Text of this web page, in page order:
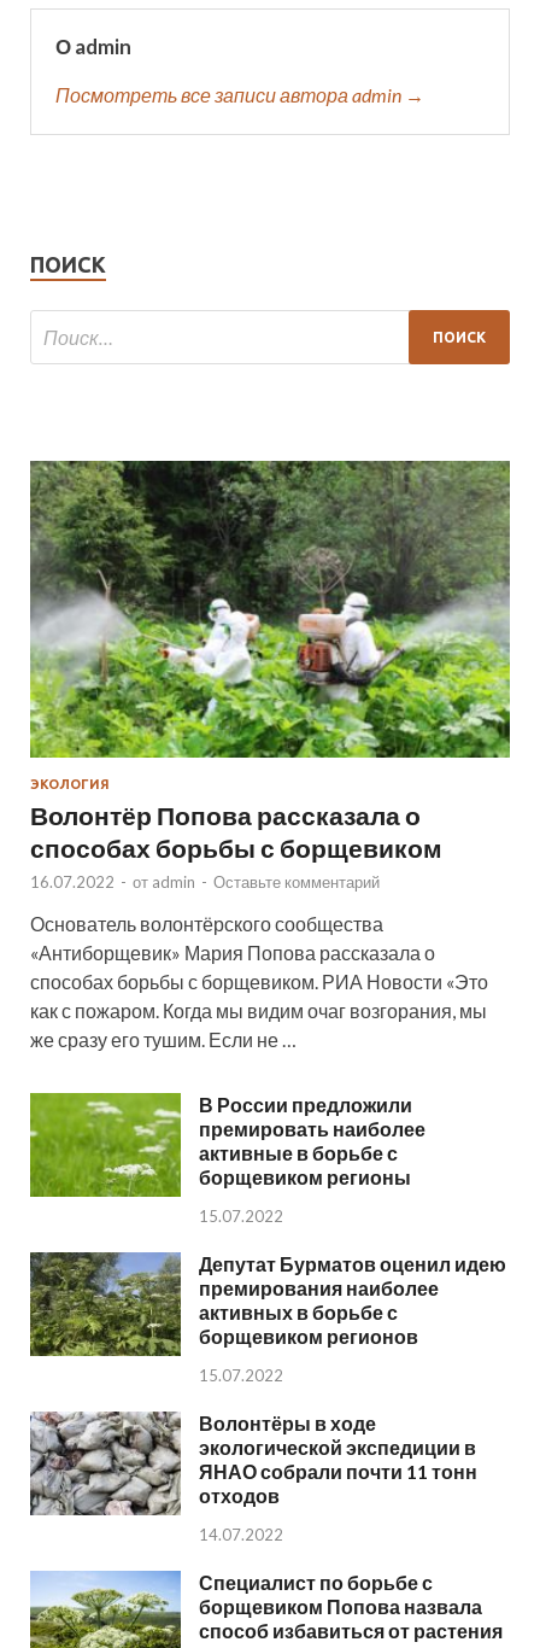
О admin
Посмотреть все записи автора admin →
ПОИСК
ЭКОЛОГИЯ
Волонтёр Попова рассказала о
способах борьбы с борщевиком
16.07.2022 - от admin - Оставьте комментарий
Основатель волонтёрского сообщества
«Антиборщевик» Мария Попова рассказала о
способах борьбы с борщевиком. РИА Новости «Это
как с пожаром. Когда мы видим очаг возгорания, мы
же сразу его тушим. Если не …
В России предложили
премировать наиболее
активные в борьбе с
борщевиком регионы
15.07.2022
Депутат Бурматов оценил идею
премирования наиболее
активных в борьбе с
борщевиком регионов
15.07.2022
Волонтёры в ходе
экологической экспедиции в
ЯНАО собрали почти 11 тонн
отходов
14.07.2022
Специалист по борьбе с
борщевиком Попова назвала
способ избавиться от растения